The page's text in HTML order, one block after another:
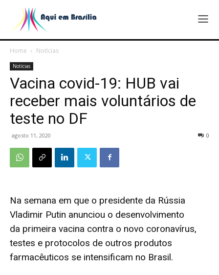
Home Notícias
Notícias
Vacina covid-19: HUB vai
receber mais voluntários de
teste no DF
agosto 11, 2020 0
Na semana em que o presidente da Rússia
Vladimir Putin anunciou o desenvolvimento
da primeira vacina contra o novo coronavírus,
testes e protocolos de outros produtos
farmacêuticos se intensificam no Brasil.